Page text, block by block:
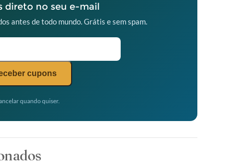
direto no seu e-mail
antes de todo mundo. Grátis e sem spam.
cupons
quando quiser.